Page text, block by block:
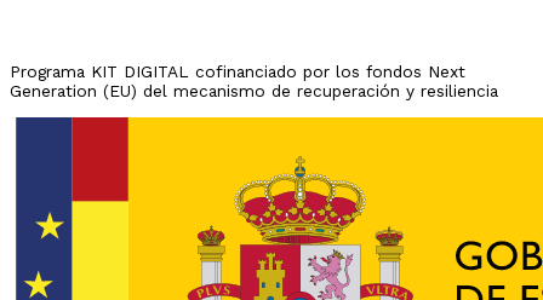
Programa KIT DIGITAL cofinanciado por los fondos Next
Generation (EU) del mecanismo de recuperación y resiliencia